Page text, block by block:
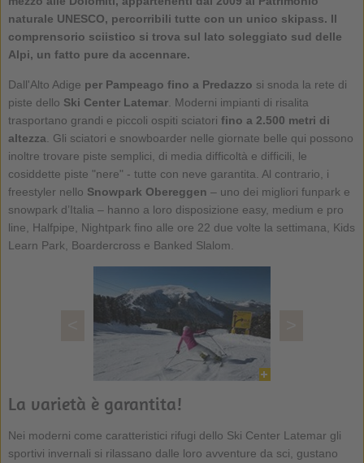
naturale UNESCO, percorribili tutte con un unico skipass. Il
comprensorio sciistico si trova sul lato soleggiato sud delle
Alpi, un fatto pure da accennare.
Dall'Alto Adige per Pampeago fino a Predazzo si snoda la rete di
piste dello Ski Center Latemar. Moderni impianti di risalita
trasportano grandi e piccoli ospiti sciatori fino a 2.500 metri di
altezza . Gli sciatori e snowboarder nelle giornate belle qui possono
inoltre trovare piste semplici, di media difficoltà e difficili, le
cosiddette piste "nere" - tutte con neve garantita. Al contrario, i
freestyler nello Snowpark Obereggen – uno dei migliori funpark e
snowpark d’Italia – hanno a loro disposizione easy, medium e pro
line, Halfpipe, Nightpark fino alle ore 22 due volte la settimana, Kids
Learn Park, Boardercross e Banked Slalom.
La varietà è garantita!
Nei moderni come caratteristici rifugi dello Ski Center Latemar gli
sportivi invernali si rilassano dalle loro avventure da sci, gustano